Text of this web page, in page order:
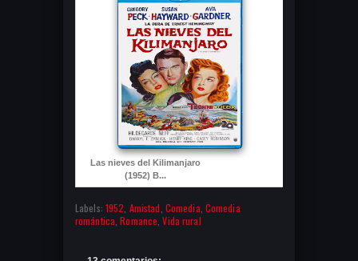
Las nieves del Kilimanjaro
(1952) B...
Labels: 1952 Amistad Comedia Comedia
romántica ,Romance ,Vida rural